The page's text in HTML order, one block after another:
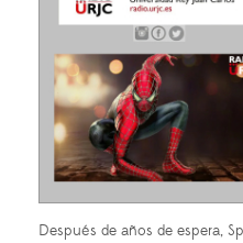
Después de años de espera,